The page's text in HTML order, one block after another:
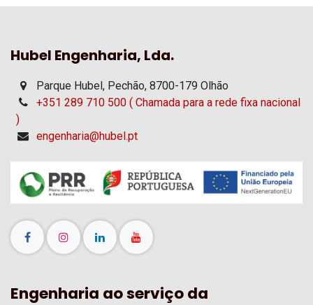
Hubel Engenharia, Lda.
Parque Hubel, Pechão, 8700-179 Olhão
+351 289 710 500 ( Chamada para a rede fixa nacional
)
engenharia@hubel.pt
Engenharia ao serviço da